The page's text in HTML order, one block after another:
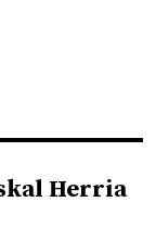
Herria